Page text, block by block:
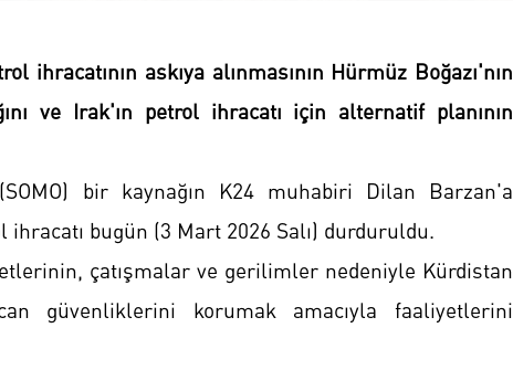
askıya alınmasının Hürmüz Boğazı'nın
ve Irak'ın petrol ihracatı için alternatif planının
bir kaynağın K24 muhabiri Dilan Barzan'a
bugün (3 Mart 2026 Salı) durduruldu.
çatışmalar ve gerilimler nedeniyle Kürdistan
güvenliklerini korumak amacıyla faaliyetlerini